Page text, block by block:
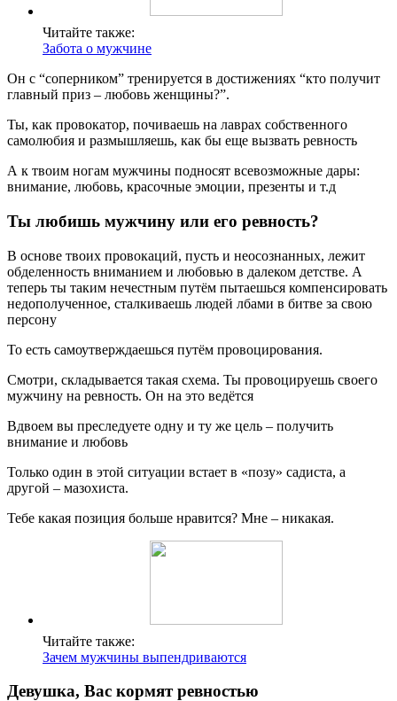
Читайте также:
Забота о мужчине
Он с “соперником” тренируется в достижениях “кто получит
главный приз – любовь женщины?”.
Ты, как провокатор, почиваешь на лаврах собственного
самолюбия и размышляешь, как бы еще вызвать ревность
А к твоим ногам мужчины подносят всевозможные дары:
внимание, любовь, красочные эмоции, презенты и т.д
Ты любишь мужчину или его ревность?
В основе твоих провокаций, пусть и неосознанных, лежит
обделенность вниманием и любовью в далеком детстве. А
теперь ты таким нечестным путём пытаешься компенсировать
недополученное, сталкиваешь людей лбами в битве за свою
персону
То есть самоутверждаешься путём провоцирования.
Смотри, складывается такая схема. Ты провоцируешь своего
мужчину на ревность. Он на это ведётся
Вдвоем вы преследуете одну и ту же цель – получить
внимание и любовь
Только один в этой ситуации встает в «позу» садиста, а
другой – мазохиста.
Тебе какая позиция больше нравится? Мне – никакая.
Читайте также:
Зачем мужчины выпендриваются
Девушка, Вас кормят ревностью